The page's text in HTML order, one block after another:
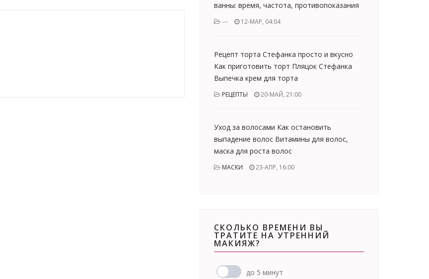
ванны: время, частота, противопоказания
--- 12-МАР, 04:04
Рецепт торта Стефанка просто и вкусно
Как приготовить торт Пляцок Стефанка
Выпечка крем для торта
РЕЦЕПТЫ 20-МАЙ, 21:00
Уход за волосами Как остановить
выпадение волос Витамины для волос,
маска для роста волос
МАСКИ 23-АПР, 16:00
СКОЛЬКО ВРЕМЕНИ ВЫ
ТРАТИТЕ НА УТРЕННИЙ
МАКИЯЖ?
до 5 минут